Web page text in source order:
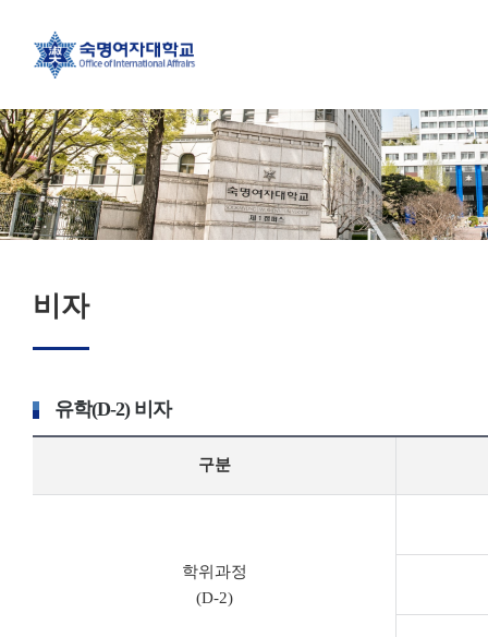
비자
유학(D-2) 비자
구분
학위과정
(D-2)